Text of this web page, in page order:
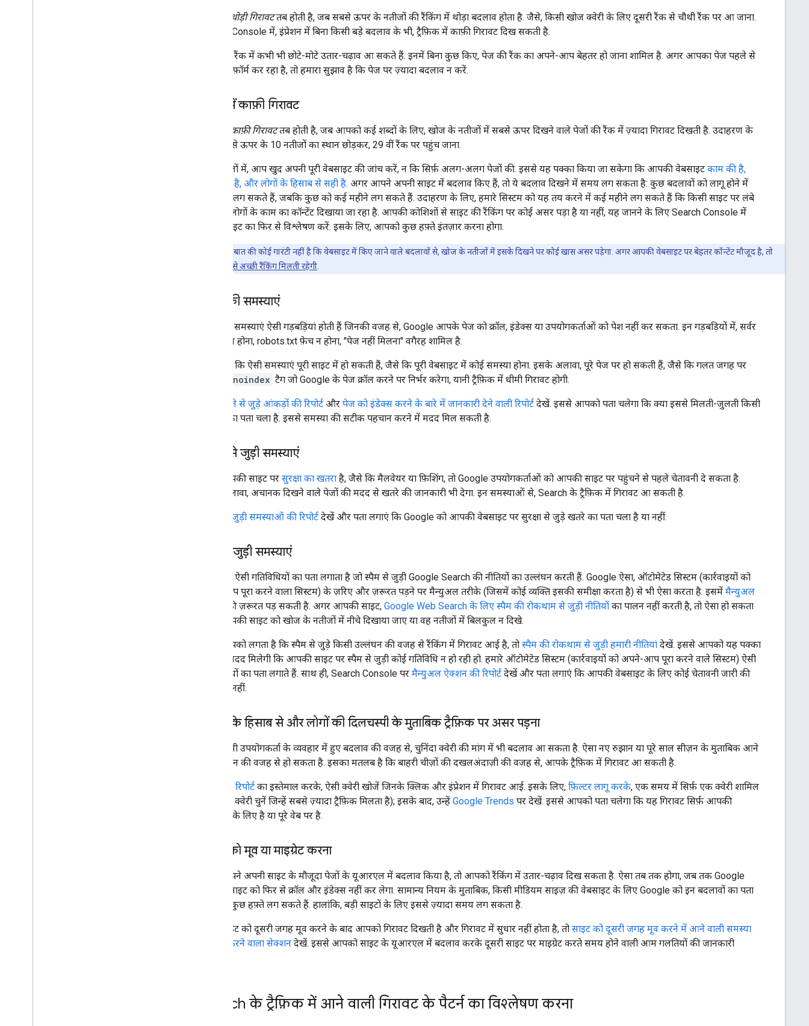
रैंकिंग में थोड़ी गिरावटतब होती है, जब सबसे ऊपर के नतीजों की रैंकिंग में थोड़ा बदलाव होता है. जैसे, किसी खोज क्वेरी के लिए दूसरी रैंक से चौथी रैंक पर आ जाना.
Search Console में, इंप्रेशन में बिना किसी बड़े बदलाव के भी, ट्रैफ़िक में काफ़ी गिरावट दिख सकती है.
साइट की रैंक में कभी भी छोटे-मोटे उतार-चढ़ाव आ सकते हैं. इनमें बिना कुछ किए, पेज की रैंक का अपने-आप बेहतर हो जाना शामिल है. अगर आपका पेज पहले से
अच्छा परफ़ॉर्म कर रहा है, तो हमारा सुझाव है कि पेज पर ज़्यादा बदलाव न करें.
रैंकिंग में काफ़ी गिरावट
रैंकिंग में काफ़ी गिरावटतब होती है, जब आपको कई शब्दों के लिए, खोज के नतीजों में सबसे ऊपर दिखने वाले पेजों की रैंक में ज़्यादा गिरावट दिखती है. उदाहरण के
लिए, सबसे ऊपर के 10 नतीजों का स्थान छोड़कर, 29 वीं रैंक पर पहुंच जाना.
ऐसे मामलों में, आप खुद अपनी पूरी वेबसाइट की जांच करें, न कि सिर्फ़ अलग-अलग पेजों की. इससे यह पक्का किया जा सकेगा कि आपकी वेबसाइट काम की है,
भरोसेमंद है, और लोगों के हिसाब से सही है. अगर आपने अपनी साइट में बदलाव किए हैं, तो ये बदलाव दिखने में समय लग सकता है: कुछ बदलावों को लागू होने में
कुछ दिन लग सकते हैं, जबकि कुछ को कई महीने लग सकते हैं. उदाहरण के लिए, हमारे सिस्टम को यह तय करने में कई महीने लग सकते हैं कि किसी साइट पर लंबे
समय से लोगों के काम का कॉन्टेंट दिखाया जा रहा है. आपकी कोशिशों से साइट की रैंकिंग पर कोई असर पड़ा है या नहीं, यह जानने के लिए Search Console में
अपनी साइट का फिर से विश्लेषण करें. इसके लिए, आपको कुछ हफ़्ते इंतज़ार करना होगा.
ध्यान रखें, इस बात की कोई गारंटी नहीं है कि वेबसाइट में किए जाने वाले बदलावों से, खोज के नतीजों में इसके दिखने पर कोई खास असर पड़ेगा. अगर आपकी वेबसाइट पर बेहतर कॉन्टेंट मौजूद है, तो
हमारे सिस्टम पर उसे अच्छी रैंकिंग मिलती रहेगी
तकनीकी समस्याएं
तकनीकी समस्याएं ऐसी गड़बड़ियां होती हैं जिनकी वजह से, Google आपके पेज को क्रॉल, इंडेक्स या उपयोगकर्ताओं को पेश नहीं कर सकता. इन गड़बड़ियों में, सर्वर
उपलब्ध न होना, robots.txt फ़ेच न होना, "पेज नहीं मिलना" वगैरह शामिल है.
ध्यान रखें कि ऐसी समस्याएं पूरी साइट में हो सकती हैं, जैसे कि पूरी वेबसाइट में कोई समस्या होना. इसके अलावा, पूरे पेज पर हो सकती हैं, जैसे कि गलत जगह पर
noindex टैग जो Google के पेज क्रॉल करने पर निर्भर करेगा, यानी ट्रैफ़िक में धीमी गिरावट होगी.
क्रॉल करने से जुड़े आंकड़ों की रिपोर्ट और पेज को इंडेक्स करने के बारे में जानकारी देने वाली रिपोर्ट देखें. इससे आपको पता चलेगा कि क्या इससे मिलती-जुलती किसी
समस्या का पता चला है. इससे समस्या की सटीक पहचान करने में मदद मिल सकती है.
सुरक्षा से जुड़ी समस्याएं
अगर आपकी साइट पर सुरक्षा का खतरा है, जैसे कि मैलवेयर या फ़िशिंग, तो Google उपयोगकर्ताओं को आपकी साइट पर पहुंचने से पहले चेतावनी दे सकता है.
इसके अलावा, अचानक दिखने वाले पेजों की मदद से खतरे की जानकारी भी देगा. इन समस्याओं से, Search के ट्रैफ़िक में गिरावट आ सकती है.
सुरक्षा से जुड़ी समस्याओं की रिपोर्ट देखें और पता लगाएं कि Google को आपकी वेबसाइट पर सुरक्षा से जुड़े खतरे का पता चला है या नहीं.
स्पैम से जुड़ी समस्याएं
Google, ऐसी गतिविधियों का पता लगाता है जो स्पैम से जुड़ी Google Search की नीतियों का उल्लंघन करती हैं. Google ऐसा, ऑटोमेटेड सिस्टम (कार्रवाइयों को
अपने-आप पूरा करने वाला सिस्टम) के ज़रिए और ज़रूरत पड़ने पर मैन्युअल तरीके (जिसमें कोई व्यक्ति इसकी समीक्षा करता है) से भी ऐसा करता है. इसमें मैन्युअल
की ज़रूरत पड़ सकती है. अगर आपकी साइट, Google Web Search के लिए स्पैम की रोकथाम से जुड़ी नीतियों का पालन नहीं करती है, तो ऐसा हो सकता
है कि आपकी साइट को खोज के नतीजों में नीचे दिखाया जाए या वह नतीजों में बिलकुल न दिखे.
अगर आपको लगता है कि स्पैम से जुड़े किसी उल्लंघन की वजह से रैंकिंग में गिरावट आई है, तो स्पैम की रोकथाम से जुड़ी हमारी नीतियां देखें. इससे आपको यह पक्का
करने में मदद मिलेगी कि आपकी साइट पर स्पैम से जुड़ी कोई गतिविधि न हो रही हो. हमारे ऑटोमेटेड सिस्टम (कार्रवाइयों को अपने-आप पूरा करने वाले सिस्टम) ऐसी
गतिविधियों का पता लगाते हैं. साथ ही, Search Console पर मैन्युअल ऐक्शन की रिपोर्ट देखें और पता लगाएं कि आपकी वेबसाइट के लिए कोई चेतावनी जारी की
गई है या नहीं.
सीज़न के हिसाब से और लोगों की दिलचस्पी के मुताबिक ट्रैफ़िक पर असर पड़ना
कभी-कभी उपयोगकर्ता के व्यवहार में हुए बदलाव की वजह से, चुनिंदा क्वेरी की मांग में भी बदलाव आ सकता है. ऐसा नए रुझान या पूरे साल सीज़न के मुताबिक आने
वाले रुझान की वजह से हो सकता है. इसका मतलब है कि बाहरी चीज़ों की दखलअंदाज़ी की वजह से, आपके ट्रैफ़िक में गिरावट आ सकती है.
परफ़ॉर्मेंस रिपोर्ट का इस्तेमाल करके, ऐसी क्वेरी खोजें जिनके क्लिक और इंप्रेशन में गिरावट आई. इसके लिए, फ़िल्टर लागू करके, एक समय में सिर्फ़ एक क्वेरी शामिल
करें (ऐसी क्वेरी चुनें जिन्हें सबसे ज़्यादा ट्रैफ़िक मिलता है); इसके बाद, उन्हें Google Trends पर देखें. इससे आपको पता चलेगा कि यह गिरावट सिर्फ़ आपकी
वेबसाइट के लिए है या पूरे वेब पर है.
साइट को मूव या माइग्रेट करना
अगर आपने अपनी साइट के मौजूदा पेजों के यूआरएल में बदलाव किया है, तो आपको रैंकिंग में उतार-चढ़ाव दिख सकता है. ऐसा तब तक होगा, जब तक Google
आपकी साइट को फिर से क्रॉल और इंडेक्स नहीं कर लेगा. सामान्य नियम के मुताबिक, किसी मीडियम साइज़ की वेबसाइट के लिए Google को इन बदलावों का पता
लगाने में कुछ हफ़्ते लग सकते हैं. हालांकि, बड़ी साइटों के लिए इससे ज़्यादा समय लग सकता है.
अगर साइट को दूसरी जगह मूव करने के बाद आपको गिरावट दिखती है और गिरावट में सुधार नहीं होता है, तो साइट को दूसरी जगह मूव करने में आने वाली समस्या
को हल करने वाला सेक्शन देखें. इससे आपको साइट के यूआरएल में बदलाव करके दूसरी साइट पर माइग्रेट करते समय होने वाली आम गलतियों की जानकारी
Search के ट्रैफ़िक में आने वाली गिरावट के पैटर्न का विश्लेषण करना